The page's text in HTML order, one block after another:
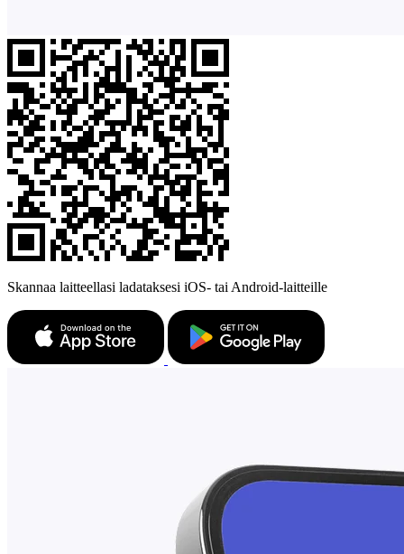
Skannaa laitteellasi ladataksesi iOS- tai Android-laitteille